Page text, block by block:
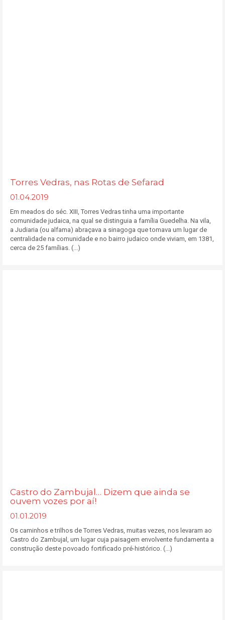
Torres Vedras, nas Rotas de Sefarad
01.04.2019
Em meados do séc. XIII, Torres Vedras tinha uma importante
comunidade judaica, na qual se distinguia a família Guedelha. Na vila,
a Judiaria (ou alfama) abraçava a sinagoga que tomava um lugar de
centralidade na comunidade e no bairro judaico onde viviam, em 1381,
cerca de 25 famílias. (...)
Castro do Zambujal… Dizem que ainda se
ouvem vozes por aí!
01.01.2019
Os caminhos e trilhos de Torres Vedras, muitas vezes, nos levaram ao
Castro do Zambujal, um lugar cuja paisagem envolvente fundamenta a
construção deste povoado fortificado pré-histórico. (...)